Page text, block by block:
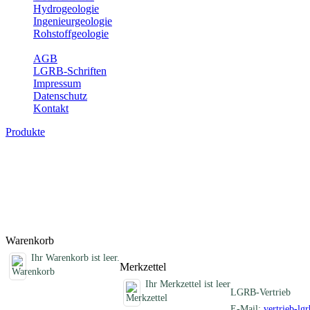
Hydrogeologie
Ingenieurgeologie
Rohstoffgeologie
AGB
LGRB-Schriften
Impressum
Datenschutz
Kontakt
Produkte
Warenkorb
Ihr Warenkorb ist leer.
Merkzettel
Ihr Merkzettel ist leer
LGRB-Vertrieb